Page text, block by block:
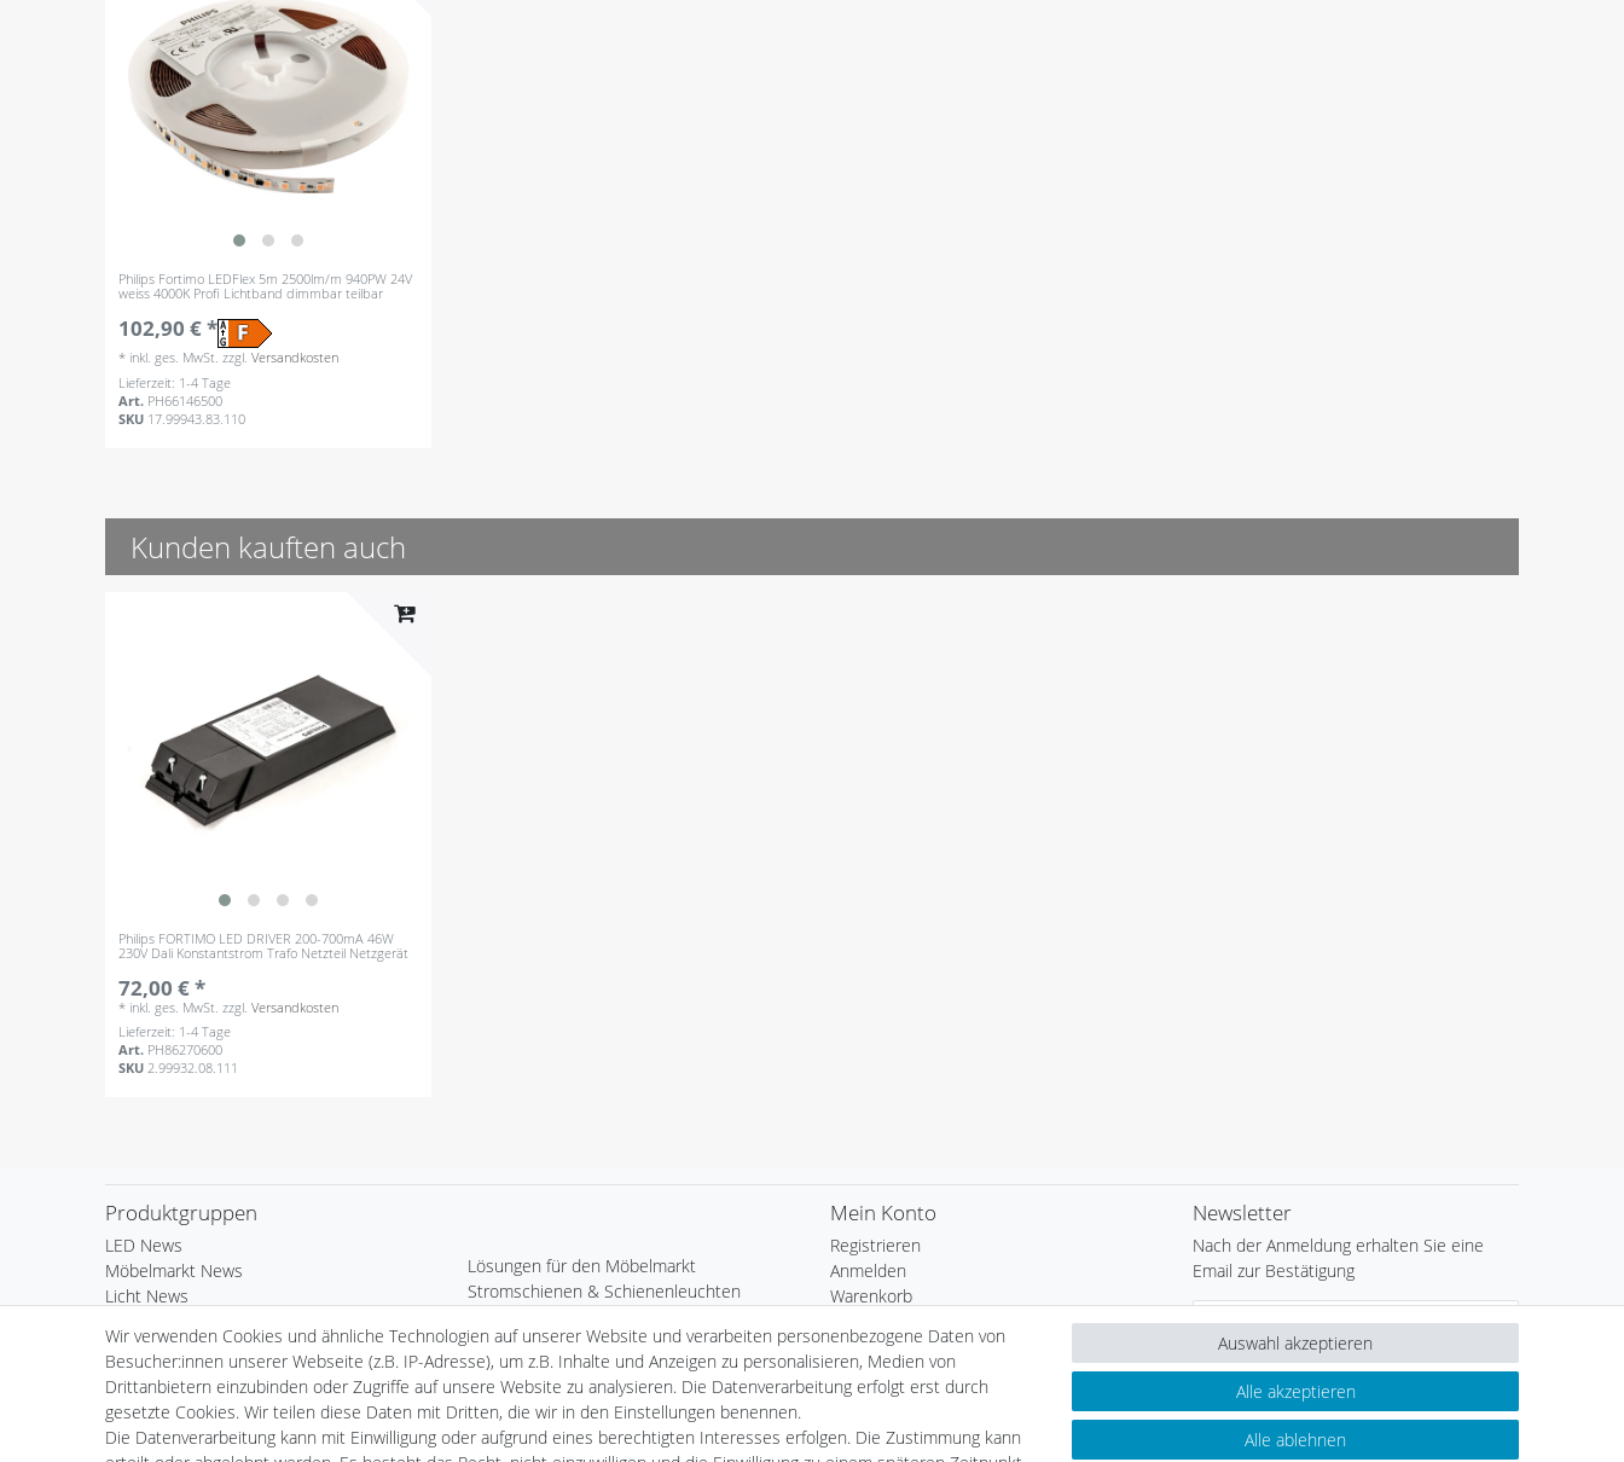
Philips Fortimo LEDFlex 5m 2500lm/m 940PW 24V
weiss 4000K Profi Lichtband dimmbar teilbar
102,90 € *
* inkl. ges. MwSt. zzgl.Versandkosten
Lieferzeit: 1-4 Tage
Art. PH66146500
SKU 17.99943.83.110
Kunden kauften auch
Philips FORTIMO LED DRIVER 200-700mA 46W
230V Dali Konstantstrom Trafo Netzteil Netzgerät
72,00 € *
* inkl. ges. MwSt. zzgl.Versandkosten
Lieferzeit: 1-4 Tage
Art. PH86270600
SKU2.99932.08.111
Produktgruppen
LED News
Möbelmarkt News
Licht News
Kardan Ein- & Aufbauleuchten
Wand- & Deckeneinbauleuchten
Standard Einbauleuchten
Standard Aufbauleuchten
Serie Webspace
Lösungen für den Möbelmarkt
Stromschienen & Schienenleuchten
Deko & Heim
Außenleuchten
Standard Leuchtmittel
LED Leuchtmittel
Fortimo LED
Mein Konto
Registrieren
Anmelden
Warenkorb
Wunschliste
Informationen
Zahlungsarten
Newsletter
Nach der Anmeldung erhalten Sie eine
Email zur Bestätigung
Newsletter
Honig
Hiermit bestätige ich, dass ich dieDaten­schutz­
erklärunggelesen habe. Meine Einwilligung kann ich
jederzeit widerrufen.**
Wir verwenden Cookies und ähnliche Technologien auf unserer Website und verarbeiten personenbezogene Daten von
Besucher:innen unserer Webseite (z.B. IP-Adresse), um z.B. Inhalte und Anzeigen zu personalisieren, Medien von
Drittanbietern einzubinden oder Zugriffe auf unsere Website zu analysieren. Die Datenverarbeitung erfolgt erst durch
gesetzte Cookies. Wir teilen diese Daten mit Dritten, die wir in den Einstellungen benennen.
Die Datenverarbeitung kann mit Einwilligung oder aufgrund eines berechtigten Interesses erfolgen. Die Zustimmung kann
Alle akzeptieren
Alle ablehnen
Auswahl akzeptieren